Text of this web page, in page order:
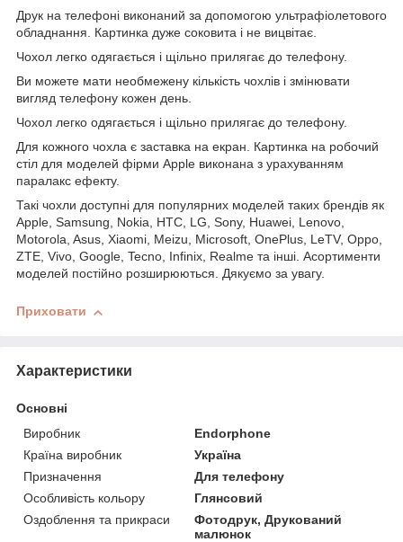
Друк на телефоні виконаний за допомогою ультрафіолетового
обладнання. Картинка дуже соковита і не вицвітає.
Чохол легко одягається і щільно прилягає до телефону.
Ви можете мати необмежену кількість чохлів і змінювати
вигляд телефону кожен день.
Чохол легко одягається і щільно прилягає до телефону.
Для кожного чохла є заставка на екран. Картинка на робочий
стіл для моделей фірми Apple виконана з урахуванням
паралакс ефекту.
Такі чохли доступні для популярних моделей таких брендів як
Apple, Samsung, Nokia, HTC, LG, Sony, Huawei, Lenovo,
Motorola, Asus, Xiaomi, Meizu, Microsoft, OnePlus, LeTV, Oppo,
ZTE, Vivo, Google, Tecno, Infinix, Realme та інші. Асортименти
моделей постійно розширюються. Дякуємо за увагу.
Приховати
Характеристики
Основні
Виробник
Endorphone
Країна виробник
Україна
Призначення
Для телефону
Особливість кольору
Глянсовий
Оздоблення та прикраси
Фотодрук, Друкований
малюнок